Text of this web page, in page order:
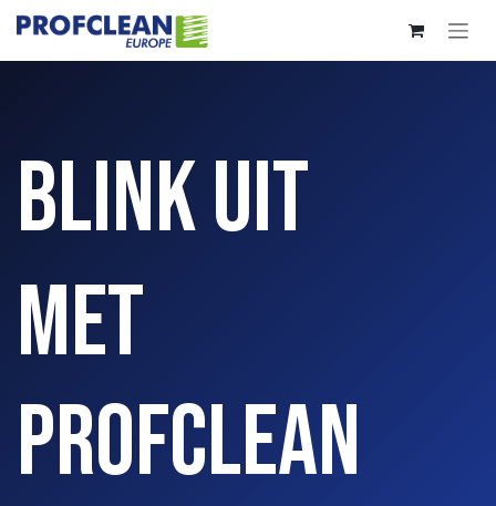
Overslaan naar inhoud
Blink uit
met
Profclean